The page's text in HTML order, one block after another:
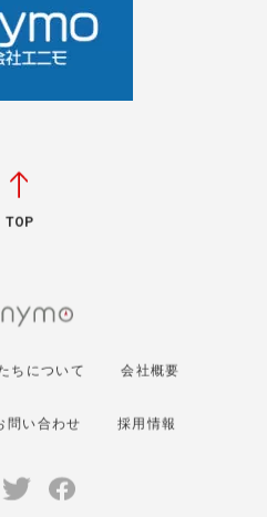
TOP
ちについて 会社概要
問い合わせ 採用情報